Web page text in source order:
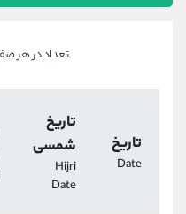
تعداد در هر
تاریخ
Date
تاریخ
شمسی
Hijri
Date